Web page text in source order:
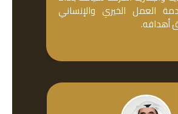
العمل الخيري والإنساني
أهدافه.